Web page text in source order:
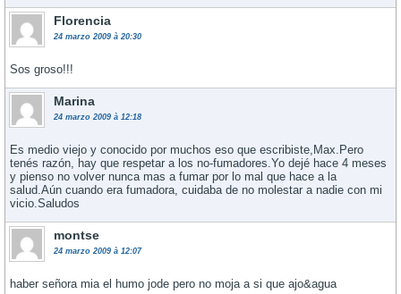
Florencia
24 marzo 2009 à 20:30
Sos groso!!!
Marina
24 marzo 2009 à 12:18
Es medio viejo y conocido por muchos eso que escribiste,Max.Pero
tenés razón, hay que respetar a los no-fumadores.Yo dejé hace 4 meses
y pienso no volver nunca mas a fumar por lo mal que hace a la
salud.Aún cuando era fumadora, cuidaba de no molestar a nadie con mi
vicio.Saludos
montse
24 marzo 2009 à 12:07
haber señora mia el humo jode pero no moja a si que ajo&agua